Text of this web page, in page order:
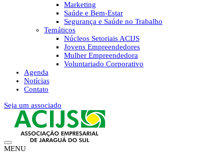
Marketing
Saúde e Bem-Estar
Segurança e Saúde no Trabalho
Temáticos
Núcleos Setoriais ACIJS
Jovens Empreendedores
Mulher Empreendedora
Voluntariado Corporativo
Agenda
Notícias
Contato
Seja um associado
MENU